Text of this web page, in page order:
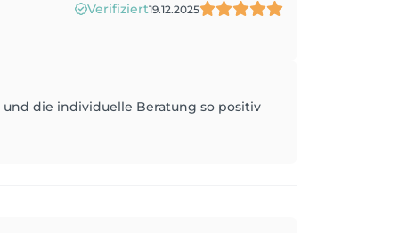
Verifiziert19.12.2025
die individuelle Beratung so positiv